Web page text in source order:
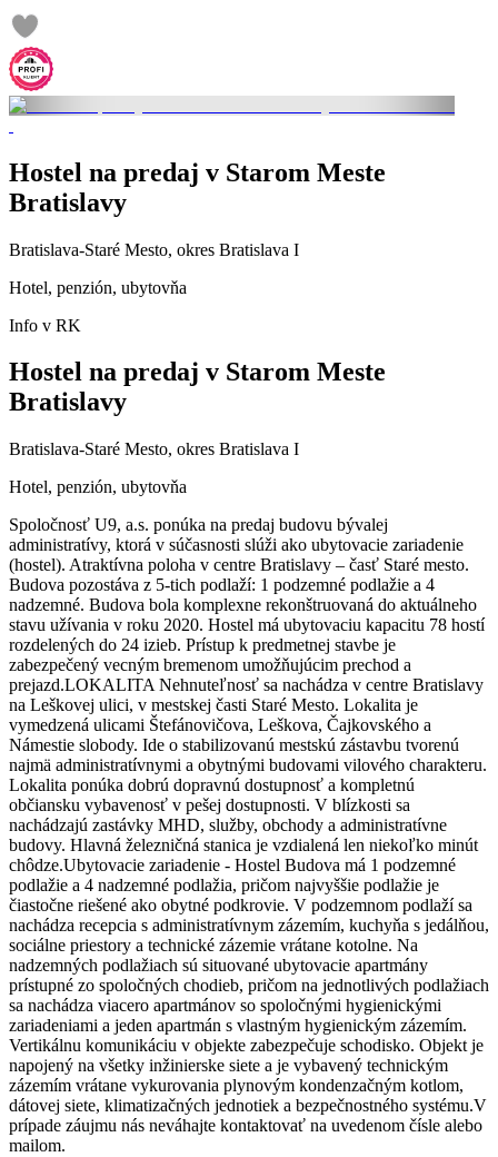
Hostel na predaj v Starom Meste
Bratislavy
Bratislava-Staré Mesto, okres Bratislava I
Hotel, penzión, ubytovňa
Info v RK
Hostel na predaj v Starom Meste
Bratislavy
Bratislava-Staré Mesto, okres Bratislava I
Hotel, penzión, ubytovňa
Spoločnosť U9, a.s. ponúka na predaj budovu bývalej
administratívy, ktorá v súčasnosti slúži ako ubytovacie zariadenie
(hostel). Atraktívna poloha v centre Bratislavy – časť Staré mesto.
Budova pozostáva z 5-tich podlaží: 1 podzemné podlažie a 4
nadzemné. Budova bola komplexne rekonštruovaná do aktuálneho
stavu užívania v roku 2020. Hostel má ubytovaciu kapacitu 78 hostí
rozdelených do 24 izieb. Prístup k predmetnej stavbe je
zabezpečený vecným bremenom umožňujúcim prechod a
prejazd.LOKALITA Nehnuteľnosť sa nachádza v centre Bratislavy
na Leškovej ulici, v mestskej časti Staré Mesto. Lokalita je
vymedzená ulicami Štefánovičova, Leškova, Čajkovského a
Námestie slobody. Ide o stabilizovanú mestskú zástavbu tvorenú
najmä administratívnymi a obytnými budovami vilového charakteru.
Lokalita ponúka dobrú dopravnú dostupnosť a kompletnú
občiansku vybavenosť v pešej dostupnosti. V blízkosti sa
nachádzajú zastávky MHD, služby, obchody a administratívne
budovy. Hlavná železničná stanica je vzdialená len niekoľko minút
chôdze.Ubytovacie zariadenie - Hostel Budova má 1 podzemné
podlažie a 4 nadzemné podlažia, pričom najvyššie podlažie je
čiastočne riešené ako obytné podkrovie. V podzemnom podlaží sa
nachádza recepcia s administratívnym zázemím, kuchyňa s jedálňou,
sociálne priestory a technické zázemie vrátane kotolne. Na
nadzemných podlažiach sú situované ubytovacie apartmány
prístupné zo spoločných chodieb, pričom na jednotlivých podlažiach
sa nachádza viacero apartmánov so spoločnými hygienickými
zariadeniami a jeden apartmán s vlastným hygienickým zázemím.
Vertikálnu komunikáciu v objekte zabezpečuje schodisko. Objekt je
napojený na všetky inžinierske siete a je vybavený technickým
zázemím vrátane vykurovania plynovým kondenzačným kotlom,
dátovej siete, klimatizačných jednotiek a bezpečnostného systému.V
prípade záujmu nás neváhajte kontaktovať na uvedenom čísle alebo
mailom.